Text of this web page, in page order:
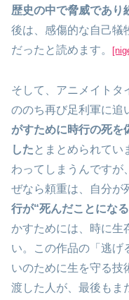
歴史の中で脅威であり
後は、感傷的な自己犠
だったと読めます。
そして、アニメイトタ
ののち再び足利軍に追
がすために時行の死を
した とまとめられてい
わってしまうんですが
ぜなら頼重は、自分が
行が“死んだことにな
かすためには、時に生
い。この作品の「逃げ
いのために生を守る技
渡した人が、最後もま